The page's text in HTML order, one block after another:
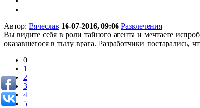
Автор: Вячеслав 16-07-2016, 09:06 Развлечения
Вы видите себя в роли тайного агента и мечтаете
оказавшегося в тылу врага. Разработчики
0
1
2
3
4
5